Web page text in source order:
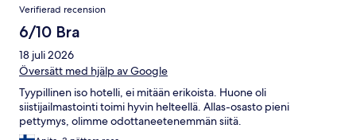
Verifierad recension
6/10 Bra
18 juli 2026
Översätt med hjälp av Google
Tyypillinen iso hotelli, ei mitään erikoista. Huone oli
siistijailmastointi toimi hyvin helteellä. Allas-osasto pieni
pettymys, olimme odottaneetenemmän siitä.